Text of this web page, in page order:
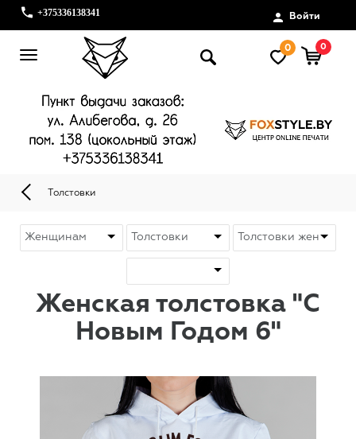
+375336138341 Войти
0 0
Толстовки
Женская толстовка "С
Новым Годом 6"